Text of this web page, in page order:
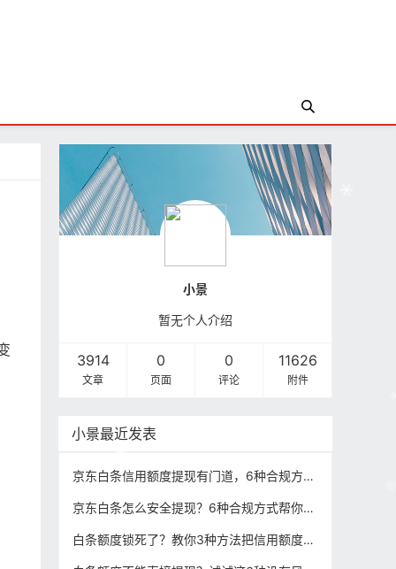
小景
暂无个人介绍
3914
文章
0
页面
0
评论
11626
附件
小景最近发表
京东白条信用额度提现有门道，6种合规方式+3大高危陷阱要当心
京东白条怎么安全提现？6种合规方式帮你灵活周转资金
白条额度锁死了？教你3种方法把信用额度激活并合规提现！